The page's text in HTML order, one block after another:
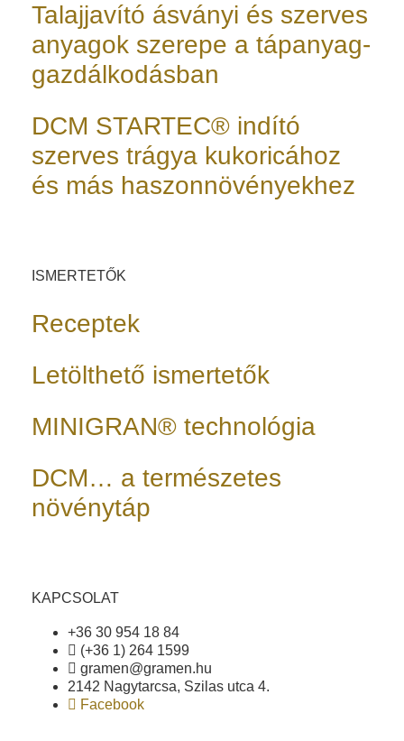
Talajjavító ásványi és szerves
anyagok szerepe a tápanyag-
gazdálkodásban
DCM STARTEC® indító
szerves trágya kukoricához
és más haszonnövényekhez
ISMERTETŐK
Receptek
Letölthető ismertetők
MINIGRAN® technológia
DCM… a természetes
növénytáp
KAPCSOLAT
+36 30 954 18 84
(+36 1) 264 1599
gramen@gramen.hu
2142 Nagytarcsa, Szilas utca 4.
Facebook